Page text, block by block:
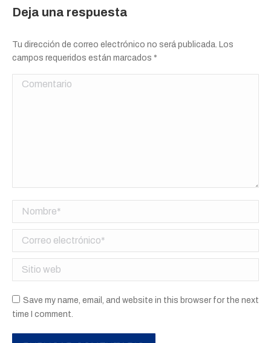
Deja una respuesta
Tu dirección de correo electrónico no será publicada. Los
campos requeridos están marcados *
Comentario
Nombre *
Correo electrónico *
Sitio web
Save my name, email, and website in this browser for the next
time I comment.